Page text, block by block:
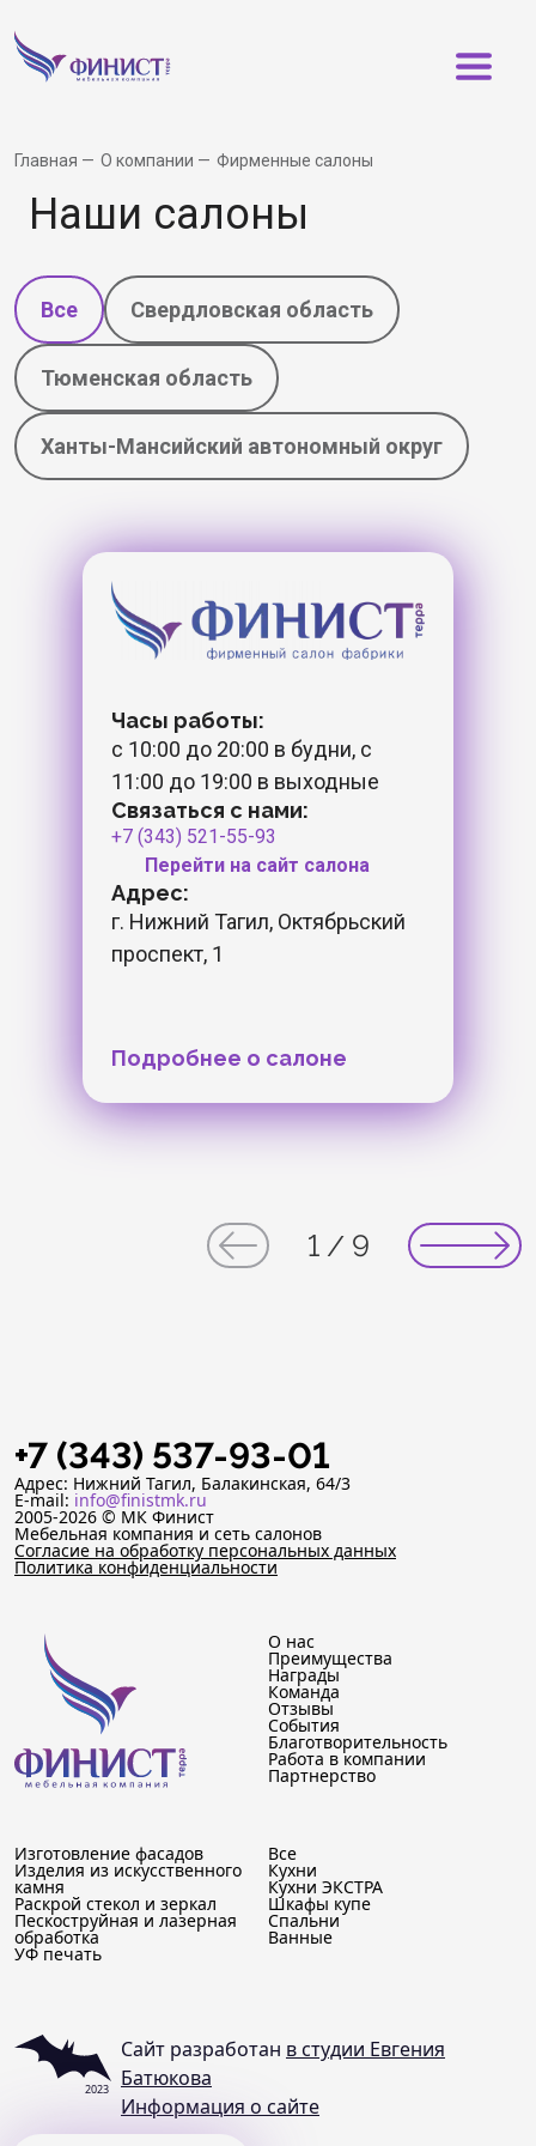
Главная О компании Фирменные салоны
Наши салоны
Все Свердловская область
Тюменская область
Ханты-Мансийский автономный округ
Часы работы:
c 10:00 до 20:00 в будни, с
11:00 до 19:00 в выходные
Связаться с нами:
+7 (343) 521-55-93
Перейти на сайт салона
Адрес:
г. Нижний Тагил, Октябрьский
проспект, 1
Подробнее о салоне
1 / 9
+7 (343) 537-93-01
Адрес: Нижний Тагил, Балакинская, 64/3
E-mail: info@finistmk.ru
2005-2026 © МК Финист
Мебельная компания и сеть салонов
Согласие на обработку персональных данных
Политика конфиденциальности
О нас
Преимущества
Награды
Команда
Отзывы
События
Благотворительность
Работа в компании
Партнерство
Изготовление фасадов
Изделия из искусственного
камня
Раскрой стекол и зеркал
Пескоструйная и лазерная
обработка
УФ печать
Все
Кухни
Кухни ЭКСТРА
Шкафы купе
Спальни
Ванные
2023
Сайт разработан в студии Евгения
Батюкова
Информация о сайте